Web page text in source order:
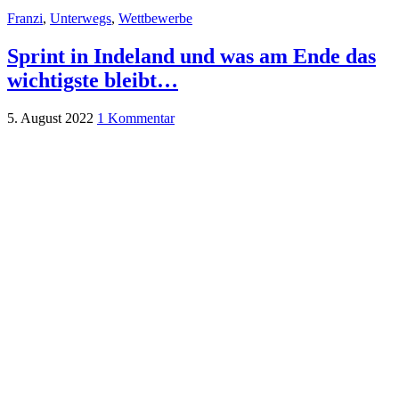
Franzi, Unterwegs, Wettbewerbe
Sprint in Indeland und was am Ende das
wichtigste bleibt…
5. August 2022 1 Kommentar